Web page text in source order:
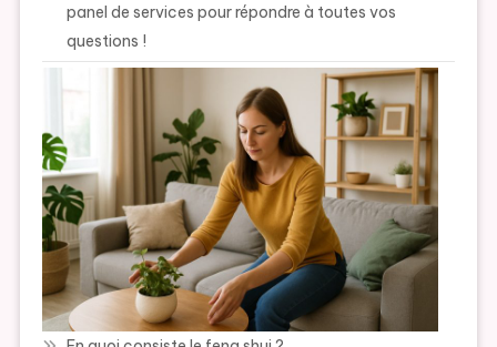
panel de services pour répondre à toutes vos
questions !